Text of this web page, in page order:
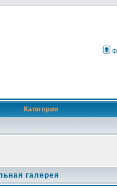
Категория
галерея